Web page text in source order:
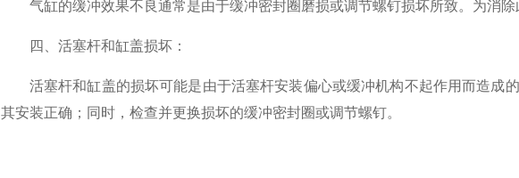
气缸的缓冲效果不良通常是由于缓冲密封圈磨损或调节螺钉损坏所致。为消除
四、活塞杆和缸盖损坏：
活塞杆和缸盖的损坏可能是由于活塞杆安装偏心或缓冲机构不起作用而造成
其安装正确；同时，检查并更换损坏的缓冲密封圈或调节螺钉。